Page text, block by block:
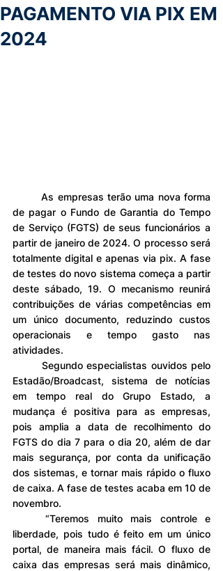
PAGAMENTO VIA PIX EM
2024
	As empresas terão uma nova forma
de pagar o Fundo de Garantia do Tempo
de Serviço (FGTS) de seus funcionários a
partir de janeiro de 2024. O processo será
totalmente digital e apenas via pix. A fase
de testes do novo sistema começa a partir
deste sábado, 19. O mecanismo reunirá
contribuições de várias competências em
um único documento, reduzindo custos
operacionais e tempo gasto nas
atividades.
Estadão/Broadcast, sistema de notícias
em tempo real do Grupo Estado, a
mudança é positiva para as empresas,
pois amplia a data de recolhimento do
FGTS do dia 7 para o dia 20, além de dar
mais segurança, por conta da unificação
dos sistemas, e tornar mais rápido o fluxo
de caixa. A fase de testes acaba em 10 de
novembro.
	“Teremos muito mais controle e
liberdade, pois tudo é feito em um único
portal, de maneira mais fácil. O fluxo de
caixa das empresas será mais dinâmico,